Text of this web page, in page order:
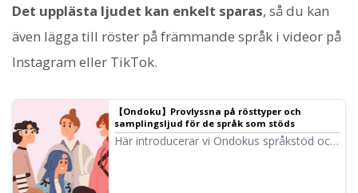
Det upplästa ljudet kan enkelt sparas, så du kan
även lägga till röster på främmande språk i videor på
Instagram eller TikTok.
【Ondoku】Provlyssna på rösttyper och
samplingsljud för de språk som stöds
Här introducerar vi Ondokus språkstöd och